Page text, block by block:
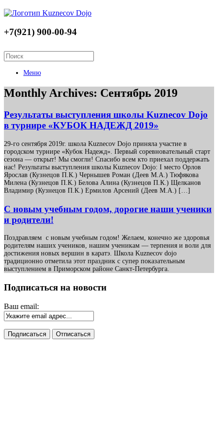
+7(921) 900-00-94
Меню
Monthly Archives: Сентябрь 2019
Результаты выступления школы Kuznecov Dojo
в турнире «КУБОК НАДЕЖД 2019»
29-го сентября 2019г. школа Kuznecov Dojo приняла участие в
городском турнире «Кубок Надежд». Первый соревновательный старт
сезона — открыт! Мы смогли! Спасибо всем кто приехал поддержать
нас! Результаты выступления школы Kuznecov Dojo: I место Орлов
Ярослав (Кузнецов П.К.) Чернышев Роман (Деев М.А.) Тюфякова
Милена (Кузнецов П.К.) Белова Алина (Кузнецов П.К.) Щелканов
Владимир (Кузнецов П.К.) Ермилов Арсений (Деев М.А.) […]
С новым учебным годом, дорогие наши ученики
и родители!
Поздравляем с новым учебным годом! Желаем, конечно же здоровья
родителям наших учеников, нашим ученикам — терпения и воли для
достижения новых вершин в каратэ. Школа Kuznecov dojo
традиционно отметила этот праздник с супер показательным
выступлением в Приморском районе Санкт-Петербурга.
Подписаться на новости
Ваш email: